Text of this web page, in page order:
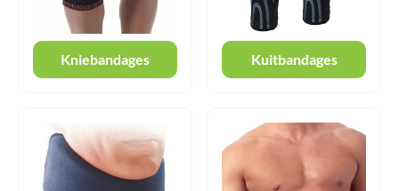
Kniebandages Kuitbandages